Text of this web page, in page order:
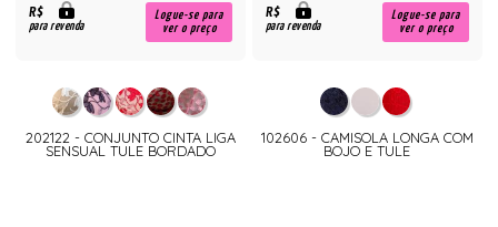
R$
para revenda
Logue-se para
ver o preço
202122 - CONJUNTO CINTA LIGA
SENSUAL TULE BORDADO
R$
para revenda
Logue-se para
ver o preço
102606 - CAMISOLA LONGA COM
BOJO E TULE